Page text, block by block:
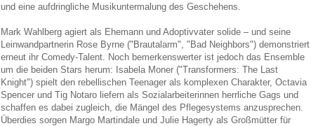
und eine aufdringliche Musikuntermalung des Geschehens.
Mark Wahlberg agiert als Ehemann und Adoptivvater solide – und seine
Leinwandpartnerin Rose Byrne ("Brautalarm", "Bad Neighbors") demonstriert
erneut ihr Comedy-Talent. Noch bemerkenswerter ist jedoch das Ensemble
um die beiden Stars herum: Isabela Moner ("Transformers: The Last
Knight") spielt den rebellischen Teenager als komplexen Charakter, Octavia
Spencer und Tig Notaro liefern als Sozialarbeiterinnen herrliche Gags und
schaffen es dabei zugleich, die Mängel des Pflegesystems anzusprechen.
Überdies sorgen Margo Martindale und Julie Hagerty als Großmütter für